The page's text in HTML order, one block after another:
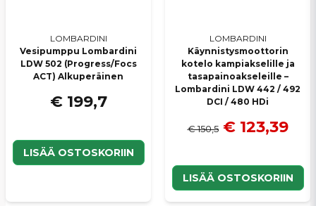
LOMBARDINI
Vesipumppu Lombardini
LDW 502 (Progress/Focs
ACT) Alkuperäinen
€ 199,7
LISÄÄ OSTOSKORIIN
LOMBARDINI
Käynnistysmoottorin
kotelo kampiakselille ja
tasapainoakseleille –
Lombardini LDW 442 / 492
DCI / 480 HDi
€ 150,5 € 123,39
LISÄÄ OSTOSKORIIN